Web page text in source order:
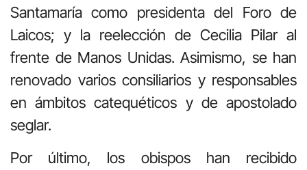
Santamaría como presidenta del Foro de
Laicos; y la reelección de Cecilia Pilar al
frente de Manos Unidas. Asimismo, se han
renovado varios consiliarios y responsables
en ámbitos catequéticos y de apostolado
seglar.
Por último, los obispos han recibido